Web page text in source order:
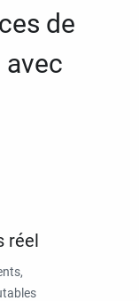
de
réel